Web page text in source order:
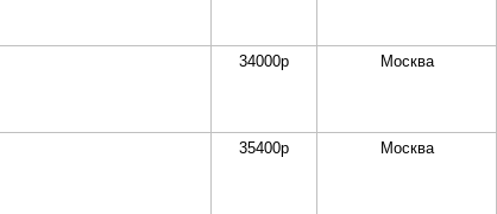
34000р Москва
35400р Москва